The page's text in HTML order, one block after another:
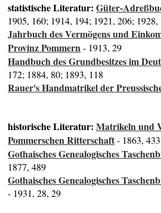
statistische Literatur:Güter-
1905, 160; 1914, 194; 1921, 206; 1928,
Jahrbuch des Vermögens und
Provinz Pommern- 1913, 29
Handbuch des Grundbesitzes im
172; 1884, 80; 1893, 118
Rauer's Handmatrikel der
historische Literatur:Matrikeln und
Pommerschen Ritterschaft- 1863,
Gothaisches Genealogisches
1877, 489
Gothaisches Genealogisches
- 1931, 28, 29